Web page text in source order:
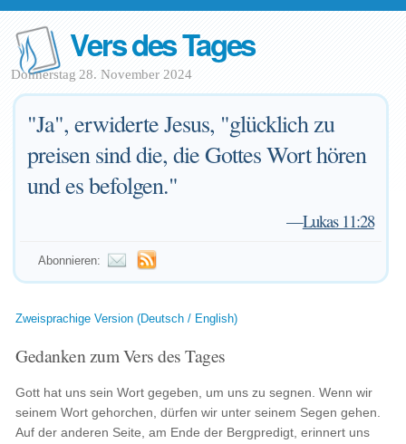
Vers des Tages
Donnerstag 28. November 2024
"Ja", erwiderte Jesus, "glücklich zu
preisen sind die, die Gottes Wort hören
und es befolgen."
—Lukas 11:28
Abonnieren:
Zweisprachige Version (Deutsch / English)
Gedanken zum Vers des Tages
Gott hat uns sein Wort gegeben, um uns zu segnen. Wenn wir
seinem Wort gehorchen, dürfen wir unter seinem Segen gehen.
Auf der anderen Seite, am Ende der Bergpredigt, erinnert uns